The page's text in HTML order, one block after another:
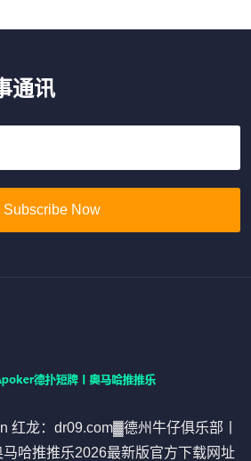
通讯
Subscribe Now
红龙：dr09.com▓德州牛仔俱乐部丨
哈推推乐2026最新版官方下载网址